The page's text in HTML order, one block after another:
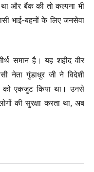
था और बैंक की तो कल्पना भी
भाई-बहनों के लिए जनसेवा
समान है। यह शहीद वीर
नेता गुंडाधुर जी ने विदेशी
को एकजुट किया था। उनसे
की सुरक्षा करता था, अब